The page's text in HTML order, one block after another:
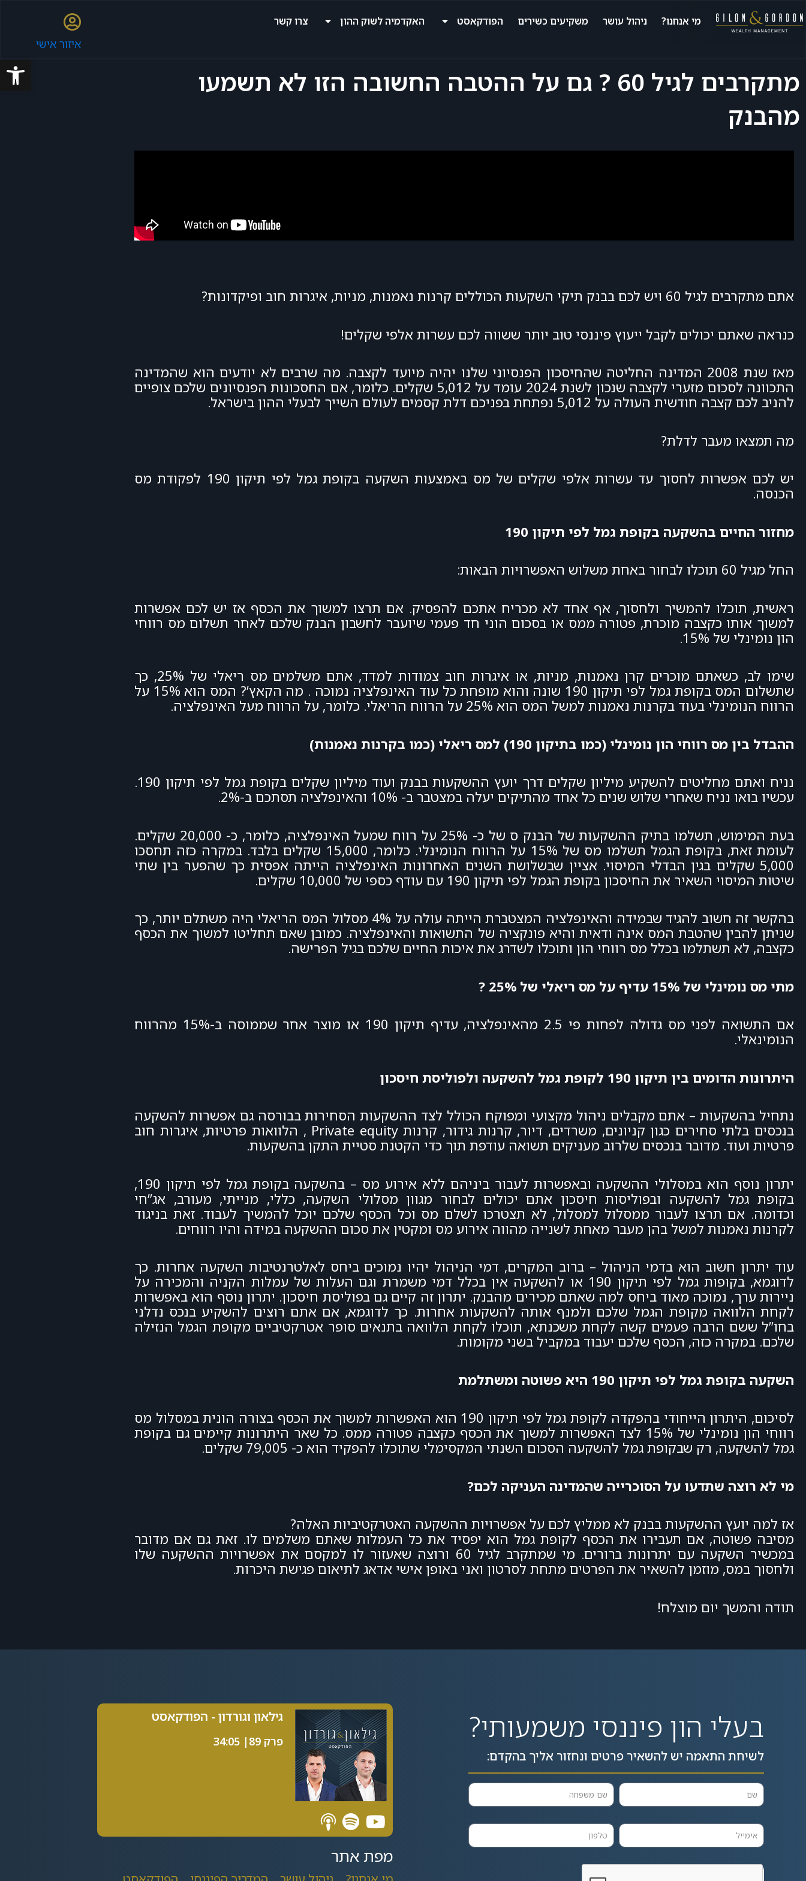
פתח
מי אנחנו? ניהול עושר משקיעים כשירים הפודקאסט האקדמיה לשוק ההון צרו קשר
איזור אישי
מתקרבים לגיל 60 ? גם על ההטבה החשובה הזו לא תשמעו
מהבנק
אתם מתקרבים לגיל 60 ויש לכם בבנק תיקי השקעות הכוללים קרנות נאמנות, מניות, איגרות חוב ופיקדונות?
כנראה שאתם יכולים לקבל ייעוץ פיננסי טוב יותר ששווה לכם עשרות אלפי שקלים!
מאז שנת 2008 המדינה החליטה שהחיסכון הפנסיוני שלנו יהיה מיועד לקצבה. מה שרבים לא יודעים הוא שהמדינה
התכוונה לסכום מזערי לקצבה שנכון לשנת 2024 עומד על 5,012 שקלים. כלומר, אם החסכונות הפנסיונים שלכם צופיים
להניב לכם קצבה חודשית העולה על 5,012 נפתחת בפניכם דלת קסמים לעולם השייך לבעלי ההון בישראל.
מה תמצאו מעבר לדלת?
יש לכם אפשרות לחסוך עד עשרות אלפי שקלים של מס באמצעות השקעה בקופת גמל לפי תיקון 190 לפקודת מס
הכנסה.
מחזור החיים בהשקעה בקופת גמל לפי תיקון 190
החל מגיל 60 תוכלו לבחור באחת משלוש האפשרויות הבאות:
ראשית, תוכלו להמשיך ולחסוך, אף אחד לא מכריח אתכם להפסיק. אם תרצו למשוך את הכסף אז יש לכם אפשרות
למשוך אותו כקצבה מוכרת, פטורה ממס או בסכום הוני חד פעמי שיועבר לחשבון הבנק שלכם לאחר תשלום מס רווחי
הון נומינלי של 15%.
שימו לב, כשאתם מוכרים קרן נאמנות, מניות, או איגרות חוב צמודות למדד, אתם משלמים מס ריאלי של 25%, כך
שתשלום המס בקופת גמל לפי תיקון 190 שונה והוא מופחת כל עוד האינפלציה נמוכה . מה הקאץ’? המס הוא 15% על
הרווח הנומינלי בעוד בקרנות נאמנות למשל המס הוא 25% על הרווח הריאלי. כלומר, על הרווח מעל האינפלציה.
ההבדל בין מס רווחי הון נומינלי (כמו בתיקון 190) למס ריאלי (כמו בקרנות נאמנות)
נניח ואתם מחליטים להשקיע מיליון שקלים דרך יועץ ההשקעות בבנק ועוד מיליון שקלים בקופת גמל לפי תיקון 190.
עכשיו בואו נניח שאחרי שלוש שנים כל אחד מהתיקים יעלה במצטבר ב- 10% והאינפלציה תסתכם ב-2%.
בעת המימוש, תשלמו בתיק ההשקעות של הבנק ס של כ- 25% על רווח שמעל האינפלציה, כלומר, כ- 20,000 שקלים.
לעומת זאת, בקופת הגמל תשלמו מס של 15% על הרווח הנומינלי. כלומר, 15,000 שקלים בלבד. במקרה כזה תחסכו
5,000 שקלים בגין הבדלי המיסוי. אציין שבשלושת השנים האחרונות האינפלציה הייתה אפסית כך שהפער בין שתי
שיטות המיסוי השאיר את החיסכון בקופת הגמל לפי תיקון 190 עם עודף כספי של 10,000 שקלים.
בהקשר זה חשוב להגיד שבמידה והאינפלציה המצטברת הייתה עולה על 4% מסלול המס הריאלי היה משתלם יותר, כך
שניתן להבין שהטבת המס אינה ודאית והיא פונקציה של התשואות והאינפלציה. כמובן שאם תחליטו למשוך את הכסף
כקצבה, לא תשתלמו בכלל מס רווחי הון ותוכלו לשדרג את איכות החיים שלכם בגיל הפרישה.
מתי מס נומינלי של 15% עדיף על מס ריאלי של 25% ?
אם התשואה לפני מס גדולה לפחות פי 2.5 מהאינפלציה, עדיף תיקון 190 או מוצר אחר שממוסה ב-15% מהרווח
הנומינאלי.
היתרונות הדומים בין תיקון 190 לקופת גמל להשקעה ולפוליסת חיסכון
נתחיל בהשקעות – אתם מקבלים ניהול מקצועי ומפוקח הכולל לצד ההשקעות הסחירות בבורסה גם אפשרות להשקעה
בנכסים בלתי סחירים כגון קניונים, משרדים, דיור, קרנות גידור, קרנות Private equity , הלוואות פרטיות, איגרות חוב
פרטיות ועוד. מדובר בנכסים שלרוב מעניקים תשואה עודפת תוך כדי הקטנת סטיית התקן בהשקעות.
יתרון נוסף הוא במסלולי ההשקעה ובאפשרות לעבור ביניהם ללא אירוע מס – בהשקעה בקופת גמל לפי תיקון 190,
בקופת גמל להשקעה ובפוליסות חיסכון אתם יכולים לבחור מגוון מסלולי השקעה, כללי, מנייתי, מעורב, אג”חי
וכדומה. אם תרצו לעבור ממסלול למסלול, לא תצטרכו לשלם מס וכל הכסף שלכם יוכל להמשיך לעבוד. זאת בניגוד
לקרנות נאמנות למשל בהן מעבר מאחת לשנייה מהווה אירוע מס ומקטין את סכום ההשקעה במידה והיו רווחים.
עוד יתרון חשוב הוא בדמי הניהול – ברוב המקרים, דמי הניהול יהיו נמוכים ביחס לאלטרנטיבות השקעה אחרות. כך
לדוגמא, בקופות גמל לפי תיקון 190 או להשקעה אין בכלל דמי משמרת וגם העלות של עמלות הקניה והמכירה על
ניירות ערך, נמוכה מאוד ביחס למה שאתם מכירים מהבנק. יתרון זה קיים גם בפוליסת חיסכון. יתרון נוסף הוא באפשרות
לקחת הלוואה מקופת הגמל שלכם ולמנף אותה להשקעות אחרות. כך לדוגמא, אם אתם רוצים להשקיע בנכס נדלני
בחו”ל ששם הרבה פעמים קשה לקחת משכנתא, תוכלו לקחת הלוואה בתנאים סופר אטרקטיביים מקופת הגמל הנזילה
שלכם. במקרה כזה, הכסף שלכם יעבוד במקביל בשני מקומות.
השקעה בקופת גמל לפי תיקון 190 היא פשוטה ומשתלמת
לסיכום, היתרון הייחודי בהפקדה לקופת גמל לפי תיקון 190 הוא האפשרות למשוך את הכסף בצורה הונית במסלול מס
רווחי הון נומינלי של 15% לצד האפשרות למשוך את הכסף כקצבה פטורה ממס. כל שאר היתרונות קיימים גם בקופת
גמל להשקעה, רק שבקופת גמל להשקעה הסכום השנתי המקסימלי שתוכלו להפקיד הוא כ- 79,005 שקלים.
מי לא רוצה שתדעו על הסוכרייה שהמדינה העניקה לכם?
אז למה יועץ ההשקעות בבנק לא ממליץ לכם על אפשרויות ההשקעה האטרקטיביות האלה?
מסיבה פשוטה, אם תעבירו את הכסף לקופת גמל הוא יפסיד את כל העמלות שאתם משלמים לו. זאת גם אם מדובר
במכשיר השקעה עם יתרונות ברורים. מי שמתקרב לגיל 60 ורוצה שאעזור לו למקסם את אפשרויות ההשקעה שלו
ולחסוך במס, מוזמן להשאיר את הפרטים מתחת לסרטון ואני באופן אישי אדאג לתיאום פגישת היכרות.
תודה והמשך יום מוצלח!
בעלי הון פיננסי משמעותי?
לשיחת התאמה יש להשאיר פרטים ונחזור אליך בהקדם:
גילאון וגורדון - הפודקאסט
פרק 89| 34:05
מפת אתר